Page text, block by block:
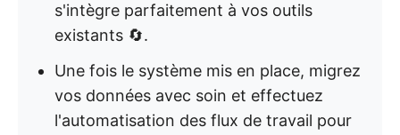
s'intègre parfaitement à vos outils
existants 🔄.
Une fois le système mis en place, migrez
vos données avec soin et effectuez
l'automatisation des flux de travail pour